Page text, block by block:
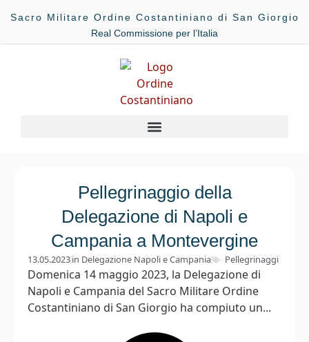
Sacro Militare Ordine Costantiniano di San Giorgio
Real Commissione per l’Italia
Pellegrinaggio della
Delegazione di Napoli e
Campania a Montevergine
13.05.2023in Delegazione Napoli e Campania Pellegrinaggi
Domenica 14 maggio 2023, la Delegazione di
Napoli e Campania del Sacro Militare Ordine
Costantiniano di San Giorgio ha compiuto un...